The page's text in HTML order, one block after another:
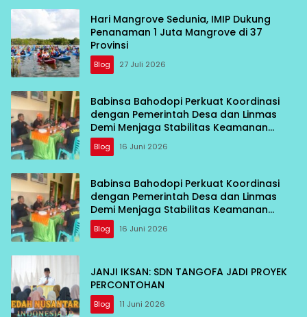
Hari Mangrove Sedunia, IMIP Dukung
Penanaman 1 Juta Mangrove di 37
Provinsi
Blog 27 Juli 2026
Babinsa Bahodopi Perkuat Koordinasi
dengan Pemerintah Desa dan Linmas
Demi Menjaga Stabilitas Keamanan
Wilayah
Blog 16 Juni 2026
Babinsa Bahodopi Perkuat Koordinasi
dengan Pemerintah Desa dan Linmas
Demi Menjaga Stabilitas Keamanan
Wilayah
Blog 16 Juni 2026
JANJI IKSAN: SDN TANGOFA JADI PROYEK
PERCONTOHAN
Blog 11 Juni 2026